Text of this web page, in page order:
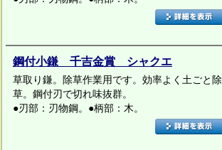
鋼付小鎌 千吉金賞 シャクエ
草取り鎌。除草作業用です。効率よく土ごと除
草。鋼付刃で切れ味抜群。
●刃部：刃物鋼。●柄部：木。